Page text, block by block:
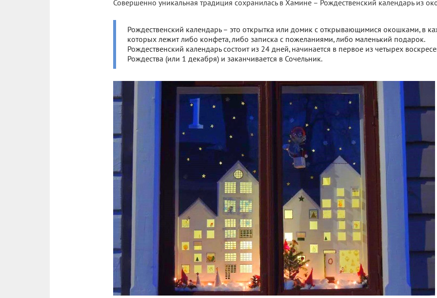
Совершенно уникальная традиция сохранилась в Хамине – Рождественский календарь из
Рождественский календарь – это открытка или домик с открывающимися окошками, в
которых лежит либо конфета, либо записка с пожеланиями, либо маленький подарок.
Рождественский календарь состоит из 24 дней, начинается в первое из четырех
Рождества (или 1 декабря) и заканчивается в Сочельник.